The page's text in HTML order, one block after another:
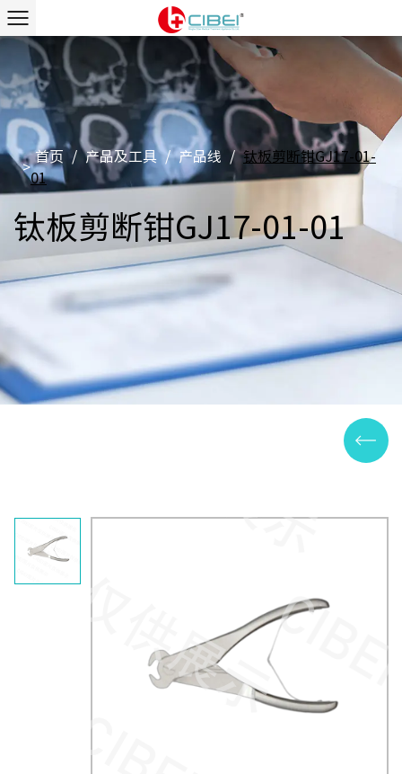
>
首页 / 产品及工具 / 产品线 / 钛板剪断钳GJ17-01-
01
钛板剪断钳GJ17-01-01